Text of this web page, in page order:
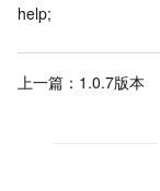
help;
上一篇： 1.0.7版本